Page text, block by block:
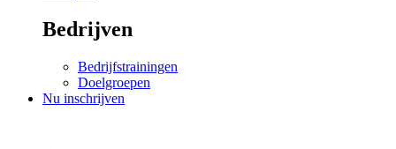
Bedrijven
Bedrijfstrainingen
Doelgroepen
Nu inschrijven